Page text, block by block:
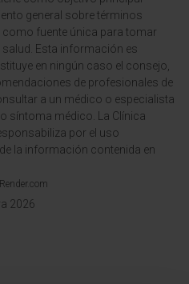
general sobre términos
fuente única para tomar
Esta información es
en ningún caso el consejo,
de profesionales de
a un médico o especialista
síntoma médico. La Clínica
por el uso
la información contenida en
2026